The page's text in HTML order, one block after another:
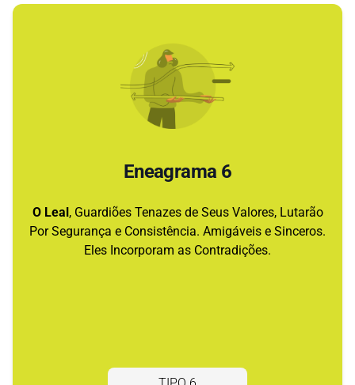
Eneagrama 6
O Leal, Guardiões Tenazes de Seus Valores, Lutarão
Por Segurança e Consistência. Amigáveis e Sinceros.
Eles Incorporam as Contradições.